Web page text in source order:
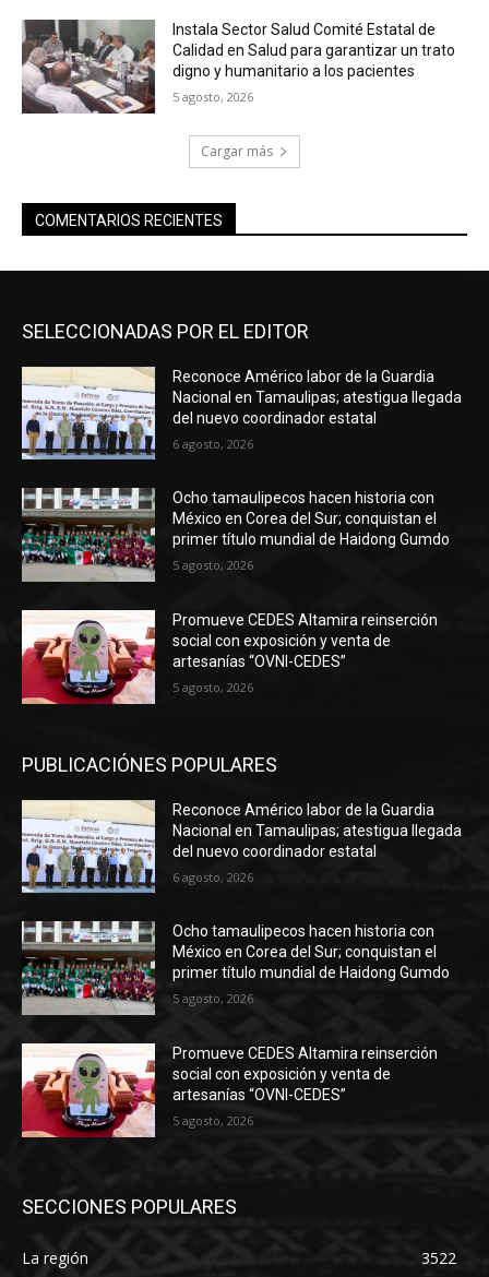
Instala Sector Salud Comité Estatal de
Calidad en Salud para garantizar un trato
digno y humanitario a los pacientes
5 agosto, 2026
Cargar más
COMENTARIOS RECIENTES
SELECCIONADAS POR EL EDITOR
Reconoce Américo labor de la Guardia
Nacional en Tamaulipas; atestigua llegada
del nuevo coordinador estatal
6 agosto, 2026
Ocho tamaulipecos hacen historia con
México en Corea del Sur; conquistan el
primer título mundial de Haidong Gumdo
5 agosto, 2026
Promueve CEDES Altamira reinserción
social con exposición y venta de
artesanías “OVNI-CEDES”
5 agosto, 2026
PUBLICACIÓNES POPULARES
Reconoce Américo labor de la Guardia
Nacional en Tamaulipas; atestigua llegada
del nuevo coordinador estatal
6 agosto, 2026
Ocho tamaulipecos hacen historia con
México en Corea del Sur; conquistan el
primer título mundial de Haidong Gumdo
5 agosto, 2026
Promueve CEDES Altamira reinserción
social con exposición y venta de
artesanías “OVNI-CEDES”
5 agosto, 2026
SECCIONES POPULARES
La región
3522